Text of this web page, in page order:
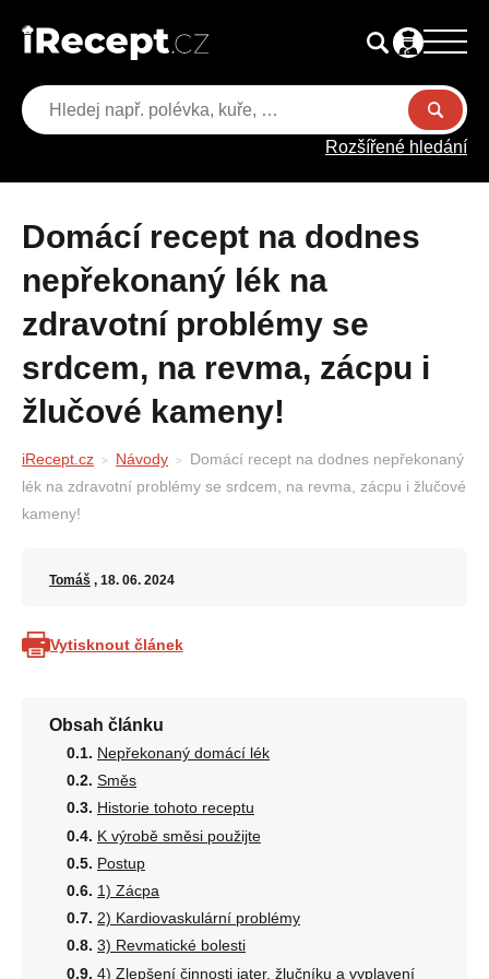
Rozšířené hledání
Domácí recept na dodnes
nepřekonaný lék na
zdravotní problémy se
srdcem, na revma, zácpu i
žlučové kameny!
iRecept.cz Návody
Domácí recept na dodnes nepřekonaný
lék na zdravotní problémy se srdcem, na revma, zácpu i žlučové
kameny!
Tomáš , 18. 06. 2024
Vytisknout článek
Obsah článku
Nepřekonaný domácí lék
Směs
Historie tohoto receptu
K výrobě směsi použijte
Postup
1) Zácpa
2) Kardiovaskulární problémy
3) Revmatické bolesti
4) Zlepšení činnosti jater, žlučníku a vyplavení